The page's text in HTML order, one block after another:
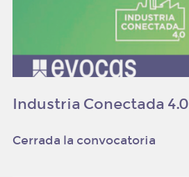
Industria Conectada 4.0
Cerrada la convocatoria